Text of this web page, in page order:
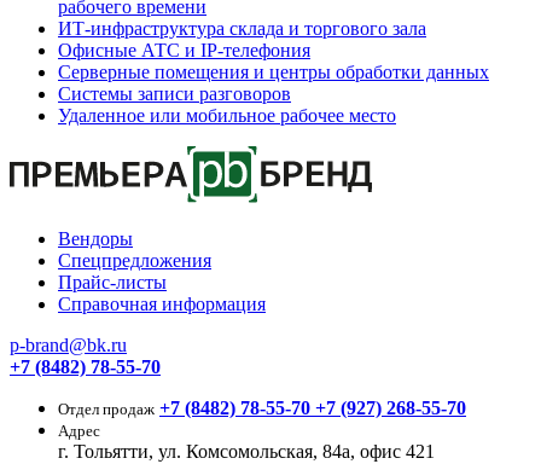
рабочего времени
ИТ-инфраструктура склада и торгового зала
Офисные АТС и IP-телефония
Серверные помещения и центры обработки данных
Системы записи разговоров
Удаленное или мобильное рабочее место
Вендоры
Спецпредложения
Прайс-листы
Справочная информация
p-brand@bk.ru
+7 (8482) 78-55-70
Отдел продаж +7 (8482) 78-55-70 +7 (927) 268-55-70
Адрес
г. Тольятти, ул. Комсомольская, 84а, офис 421